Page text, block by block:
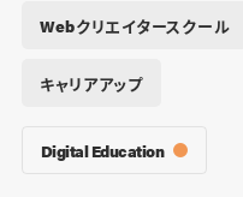
Webクリエイタースクール
キャリアアップ
Digital Education